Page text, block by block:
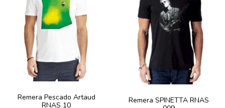
Remera Pescado Artaud
RNAS 10
Remera SPINETTA RNAS